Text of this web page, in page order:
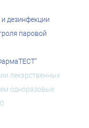
дезинфекции
паровой
лекарственных
одноразовые